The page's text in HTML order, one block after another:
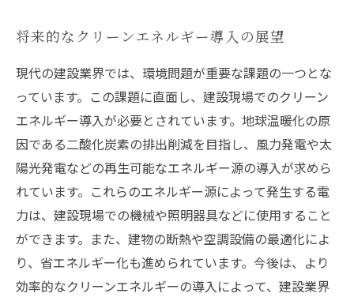
将来的なクリーンエネルギー導入の展望
現代の建設業界では、環境問題が重要な課題の一つとな
っています。この課題に直面し、建設現場でのクリーン
エネルギー導入が必要とされています。地球温暖化の原
因である二酸化炭素の排出削減を目指し、風力発電や太
陽光発電などの再生可能なエネルギー源の導入が求めら
れています。これらのエネルギー源によって発生する電
力は、建設現場での機械や照明器具などに使用すること
ができます。また、建物の断熱や空調設備の最適化によ
り、省エネルギー化も進められています。今後は、より
効率的なクリーンエネルギーの導入によって、建設業界